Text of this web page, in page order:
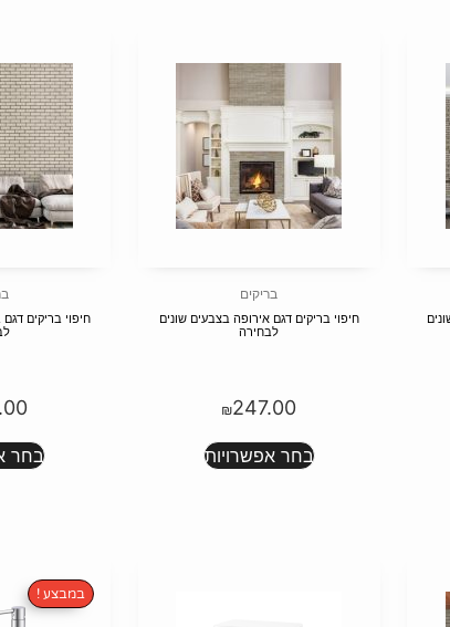
בריקים
חיפוי בריקים דגם אירופה בצבעים שונים
לבחירה
₪247.00
בחר אפשרויות
חיפוי בריקים
בחר
במבצע !